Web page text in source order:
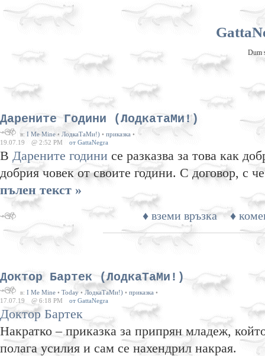
Dum
Дарените Години (ЛодкатаМи!)
в: I Me Mine• ЛодкаТаМи!)• приказка •
19.07.19
@ 2:52 PM от GattaNegra
В Дарените години се разказва за това как
добрия човек от своите години. С договор, с
пълен текст »
♦ вземи връзка ♦
Доктор Бартек (ЛодкаТаМи!)
в: I Me Mine• Today• ЛодкаТаМи!)• приказка •
17.07.19
@ 6:18 PM от GattaNegra
Доктор Бартек
Накратко – приказка за припрян младеж,
полага усилия и сам се нахендрил накрая.